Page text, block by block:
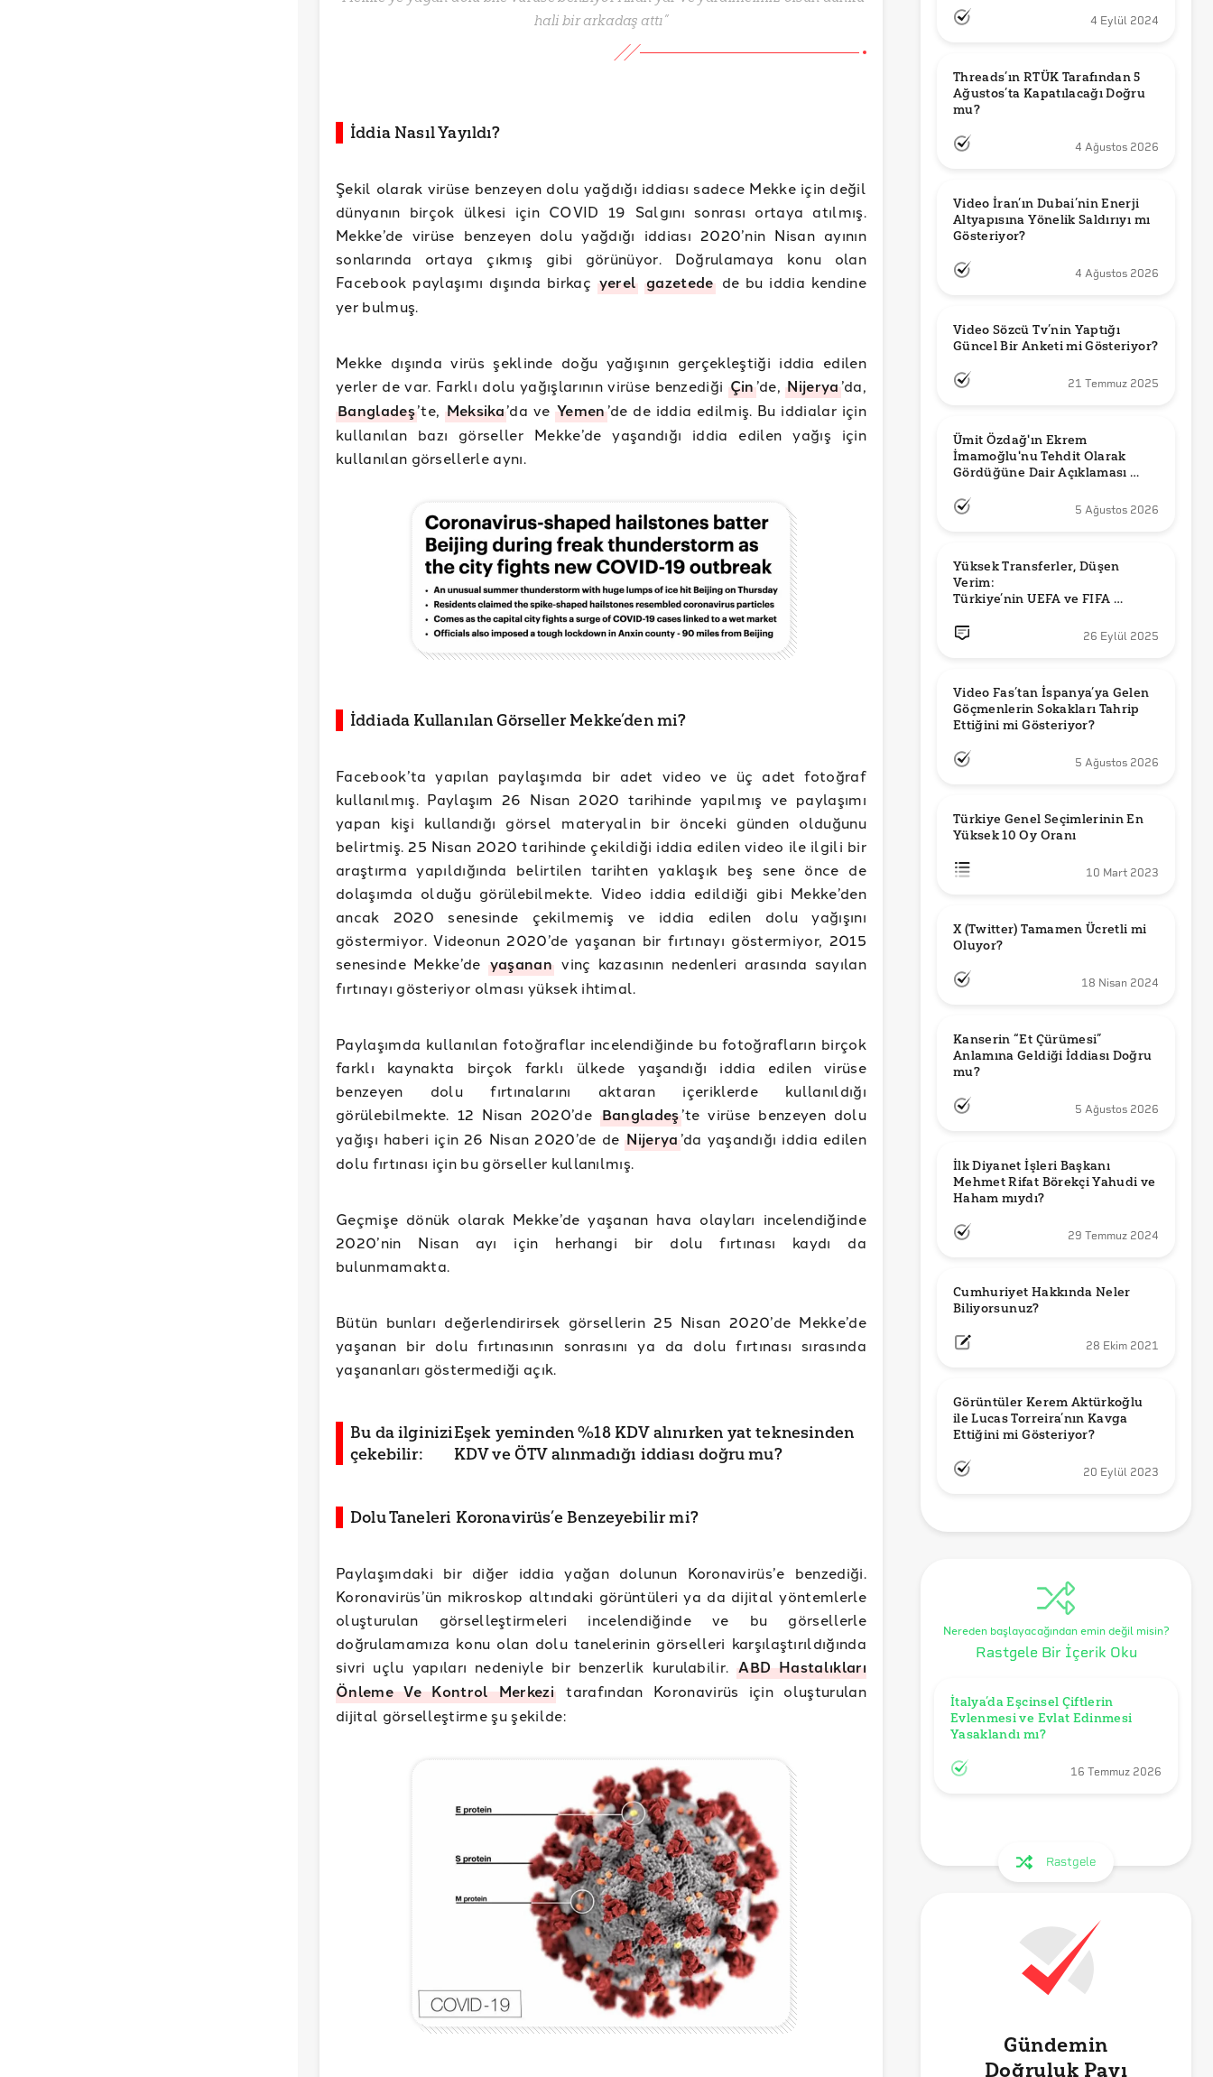
hali bir arkadaş attı”
İddia Nasıl Yayıldı?
Şekil olarak virüse benzeyen dolu yağdığı iddiası sadece Mekke için değil
dünyanın birçok ülkesi için COVID 19 Salgını sonrası ortaya atılmış.
Mekke’de virüse benzeyen dolu yağdığı iddiası 2020’nin Nisan ayının
sonlarında ortaya çıkmış gibi görünüyor. Doğrulamaya konu olan
Facebook paylaşımı dışında birkaç yerel gazetedede bu iddia kendine
yer bulmuş.
Mekke dışında virüs şeklinde doğu yağışının gerçekleştiği iddia edilen
yerler de var. Farklı dolu yağışlarının virüse benzediği Çin’de,Nijerya’da,
Bangladeş’te, Meksika’da veYemen’de de iddia edilmiş. Bu iddialar için
kullanılan bazı görseller Mekke’de yaşandığı iddia edilen yağış için
kullanılan görsellerle aynı.
İddiada Kullanılan Görseller Mekke’den mi?
Facebook’ta yapılan paylaşımda bir adet video ve üç adet fotoğraf
kullanılmış. Paylaşım 26 Nisan 2020 tarihinde yapılmış ve paylaşımı
yapan kişi kullandığı görsel materyalin bir önceki günden olduğunu
belirtmiş. 25 Nisan 2020 tarihinde çekildiği iddia edilen video ile ilgili bir
araştırma yapıldığında belirtilen tarihten yaklaşık beş sene önce de
dolaşımda olduğu görülebilmekte. Video iddia edildiği gibi Mekke’den
ancak 2020 senesinde çekilmemiş ve iddia edilen dolu yağışını
göstermiyor. Videonun 2020’de yaşanan bir fırtınayı göstermiyor, 2015
senesinde Mekke’de yaşanan vinç kazasının nedenleri arasında sayılan
fırtınayı gösteriyor olması yüksek ihtimal.
Paylaşımda kullanılan fotoğraflar incelendiğinde bu fotoğrafların birçok
farklı kaynakta birçok farklı ülkede yaşandığı iddia edilen virüse
benzeyen dolu fırtınalarını aktaran içeriklerde kullanıldığı
görülebilmekte. 12 Nisan 2020’de Bangladeş’te virüse benzeyen dolu
yağışı haberi için 26 Nisan 2020’de deNijerya’da yaşandığı iddia edilen
dolu fırtınası için bu görseller kullanılmış.
Geçmişe dönük olarak Mekke’de yaşanan hava olayları incelendiğinde
2020’nin Nisan ayı için herhangi bir dolu fırtınası kaydı da
bulunmamakta.
Bütün bunları değerlendirirsek görsellerin 25 Nisan 2020’de Mekke’de
yaşanan bir dolu fırtınasının sonrasını ya da dolu fırtınası sırasında
yaşananları göstermediği açık.
Bu da ilginizi
çekebilir:
Eşek yeminden %18 KDV alınırken yat teknesinden
KDV ve ÖTV alınmadığı iddiası doğru mu?
Dolu Taneleri Koronavirüs’e Benzeyebilir mi?
Paylaşımdaki bir diğer iddia yağan dolunun Koronavirüs’e benzediği.
Koronavirüs’ün mikroskop altındaki görüntüleri ya da dijital yöntemlerle
oluşturulan görselleştirmeleri incelendiğinde ve bu görsellerle
doğrulamamıza konu olan dolu tanelerinin görselleri karşılaştırıldığında
sivri uçlu yapıları nedeniyle bir benzerlik kurulabilir.ABD Hastalıkları
Önleme Ve Kontrol Merkezi tarafından Koronavirüs için oluşturulan
dijital görselleştirme şu şekilde:
4 Eylül 2024
Threads’ın RTÜK Tarafından 5
Ağustos’ta Kapatılacağı Doğru
mu?
4 Ağustos 2026
Video İran’ın Dubai’nin Enerji
Altyapısına Yönelik Saldırıyı mı
Gösteriyor?
4 Ağustos 2026
Video Sözcü Tv’nin Yaptığı
Güncel Bir Anketi mi Gösteriyor?
21 Temmuz 2025
Ümit Özdağ'ın Ekrem
İmamoğlu'nu Tehdit Olarak
Gördüğüne Dair Açıklaması
5 Ağustos 2026
Yüksek Transferler, Düşen
Verim:
Türkiye’nin UEFA ve FIFA
26 Eylül 2025
Video Fas’tan İspanya’ya Gelen
Göçmenlerin Sokakları Tahrip
Ettiğini mi Gösteriyor?
5 Ağustos 2026
Türkiye Genel Seçimlerinin En
Yüksek 10 Oy Oranı
10 Mart 2023
X (Twitter) Tamamen Ücretli mi
Oluyor?
18 Nisan 2024
Kanserin “Et Çürümesi”
Anlamına Geldiği İddiası Doğru
mu?
5 Ağustos 2026
İlk Diyanet İşleri Başkanı
Mehmet Rifat Börekçi Yahudi ve
Haham mıydı?
29 Temmuz 2024
Cumhuriyet Hakkında Neler
Biliyorsunuz?
28 Ekim 2021
Görüntüler Kerem Aktürkoğlu
ile Lucas Torreira’nın Kavga
Ettiğini mi Gösteriyor?
20 Eylül 2023
Nereden başlayacağından emin değil misin?
Rastgele Bir İçerik Oku
İtalya’da Eşcinsel Çiftlerin
Evlenmesi ve Evlat Edinmesi
Yasaklandı mı?
16 Temmuz 2026
Rastgele
Gündemin
Doğruluk Payı